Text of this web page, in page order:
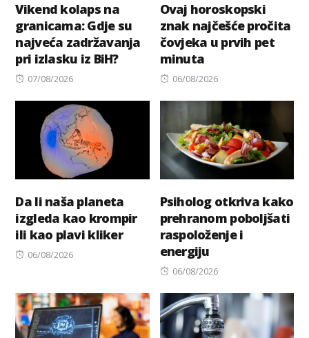
Vikend kolaps na
granicama: Gdje su
najveća zadržavanja
pri izlasku iz BiH?
Posted
07/08/2026
Ovaj horoskopski
znak najčešće pročita
čovjeka u prvih pet
minuta
Posted
06/08/2026
Da li naša planeta
izgleda kao krompir
ili kao plavi kliker
Posted
06/08/2026
Psiholog otkriva kako
prehranom poboljšati
raspoloženje i
energiju
Posted
06/08/2026